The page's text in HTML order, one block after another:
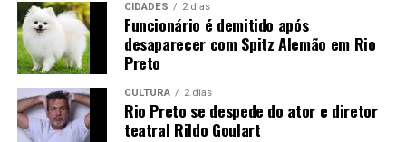
CIDADES 2 dias
Funcionário é demitido após
desaparecer com Spitz Alemão em Rio
Preto
CULTURA 2 dias
Rio Preto se despede do ator e diretor
teatral Rildo Goulart